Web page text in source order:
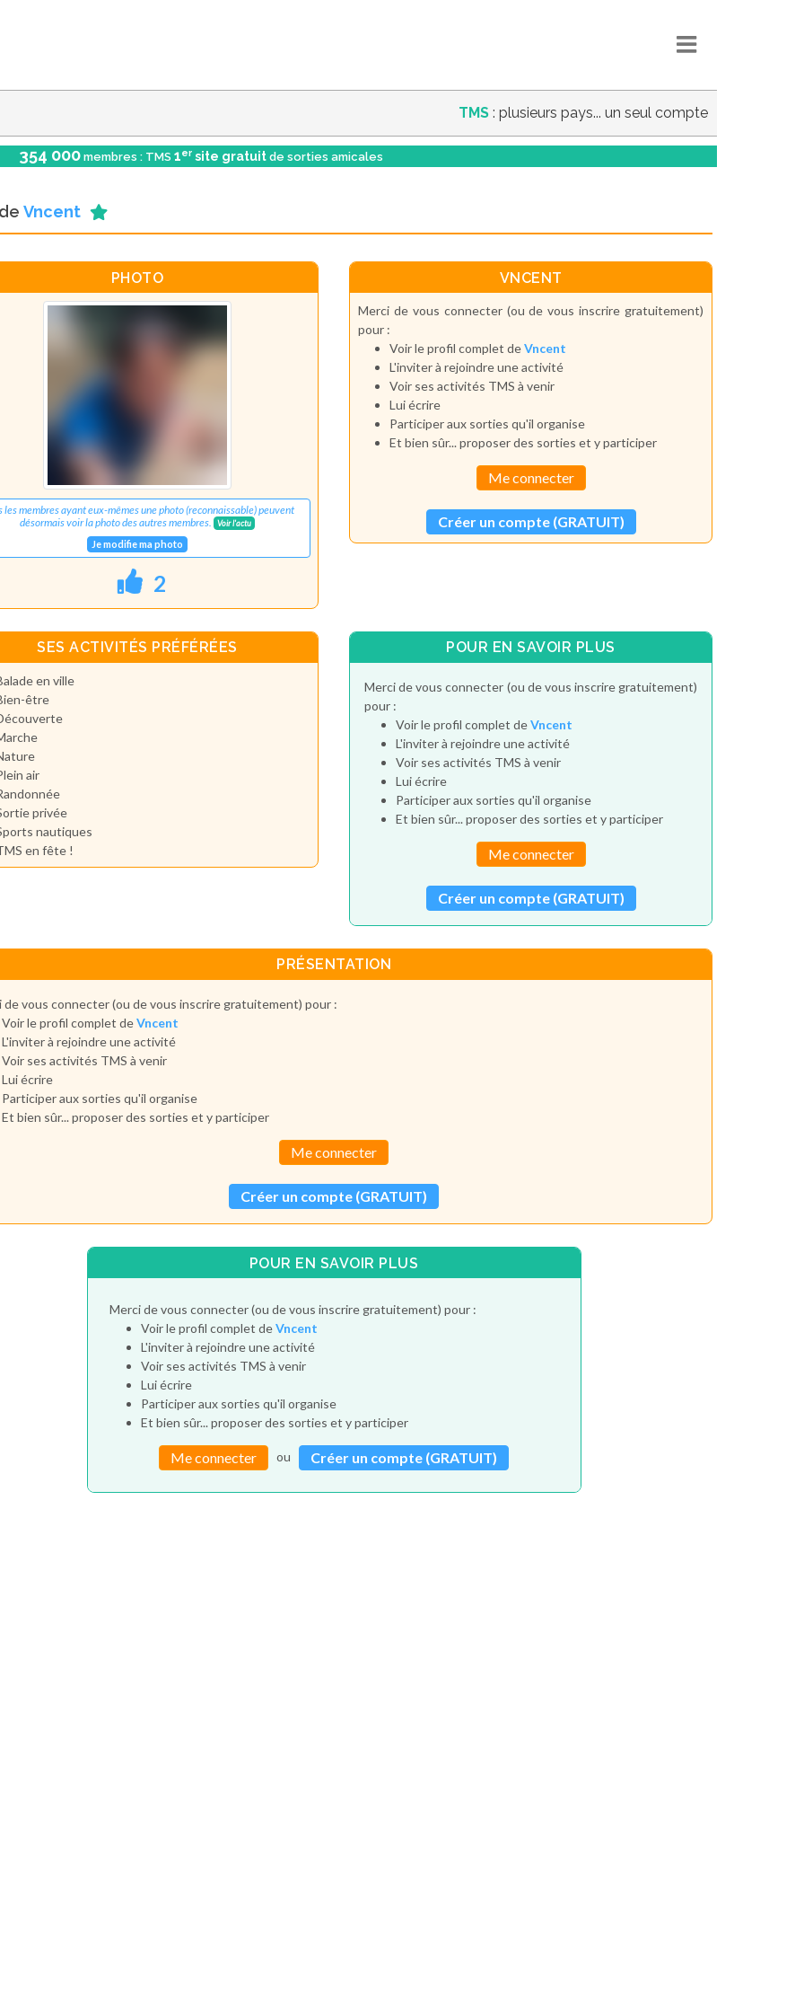
TMS : plusieurs pays... un seul compte
354 000 membres : TMS 1er site gratuit de sorties amicales
Vncent
PHOTO
les membres ayant eux-mêmes une photo (reconnaissable) peuvent
désormais voir la photo des autres membres.
Voir l'actu
Je modifie ma photo
2
VNCENT
Merci de vous connecter (ou de vous inscrire gratuitement)
pour :
Voir le profil complet deVncent
L'inviter à rejoindre une activité
Voir ses activités TMS à venir
Lui écrire
Participer aux sorties qu'il organise
Et bien sûr... proposer des sorties et y participer
Me connecter
Créer un compte (GRATUIT)
SES ACTIVITÉS PRÉFÉRÉES
en ville
être
air
privée
nautiques
en fête !
POUR EN SAVOIR PLUS
Merci de vous connecter (ou de vous inscrire gratuitement)
pour :
Voir le profil complet deVncent
L'inviter à rejoindre une activité
Voir ses activités TMS à venir
Lui écrire
Participer aux sorties qu'il organise
Et bien sûr... proposer des sorties et y participer
Me connecter
Créer un compte (GRATUIT)
PRÉSENTATION
de vous connecter (ou de vous inscrire gratuitement) pour :
Voir le profil complet deVncent
L'inviter à rejoindre une activité
Voir ses activités TMS à venir
Lui écrire
Participer aux sorties qu'il organise
Et bien sûr... proposer des sorties et y participer
Me connecter
Créer un compte (GRATUIT)
POUR EN SAVOIR PLUS
Merci de vous connecter (ou de vous inscrire gratuitement) pour :
Voir le profil complet deVncent
L'inviter à rejoindre une activité
Voir ses activités TMS à venir
Lui écrire
Participer aux sorties qu'il organise
Et bien sûr... proposer des sorties et y participer
Me connecter ou Créer un compte (GRATUIT)